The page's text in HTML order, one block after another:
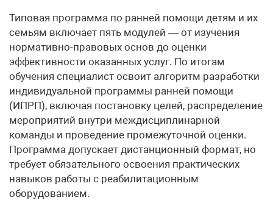
Типовая программа по ранней помощи детям и их
семьям включает пять модулей — от изучения
нормативно-правовых основ до оценки
эффективности оказанных услуг. По итогам
обучения специалист освоит алгоритм разработки
индивидуальной программы ранней помощи
(ИПРП), включая постановку целей, распределение
мероприятий внутри междисциплинарной
команды и проведение промежуточной оценки.
Программа допускает дистанционный формат, но
требует обязательного освоения практических
навыков работы с реабилитационным
оборудованием.